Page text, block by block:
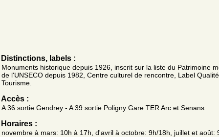
Distinctions, labels :
Monuments historique depuis 1926, inscrit sur la liste du Patrimoine
de l'UNSECO depuis 1982, Centre culturel de rencontre, Label Qualité
Tourisme.
Accès :
A 36 sortie Gendrey - A 39 sortie Poligny Gare TER Arc et Senans
Horaires :
novembre à mars: 10h à 17h, d'avril à octobre: 9h/18h, juillet et août: